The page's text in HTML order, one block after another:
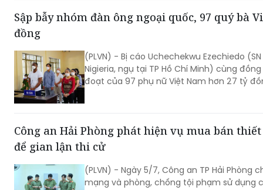
Sập bẫy nhóm đàn ông ngoại quốc, 97 quý bà
đồng
(PLVN) - Bị cáo Uchechekwu Ezechiedo
Nigieria, ngụ tại TP Hồ Chí Minh) cùng
đoạt của 97 phụ nữ Việt Nam hơn 27 tỷ
Công an Hải Phòng phát hiện vụ mua bán
để gian lận thi cử
(PLVN) - Ngày 5/7, Công an TP Hải Phòng
mạng và phòng, chống tội phạm sử dụng